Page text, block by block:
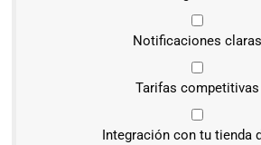
Notificaciones claras
Tarifas competitivas
Integración con tu tienda